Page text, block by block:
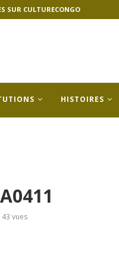
SUR CULTURECONGO
HISTOIRES
vues